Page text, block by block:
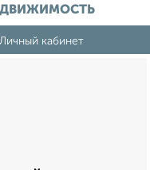
Личный кабинет